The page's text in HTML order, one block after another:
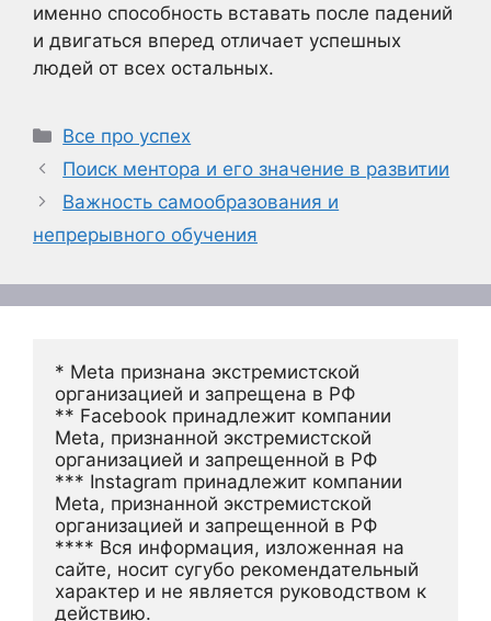
именно способность вставать после падений
и двигаться вперед отличает успешных
людей от всех остальных.
Рубрики
Все про успех
Поиск ментора и его значение в развитии
Важность самообразования и
непрерывного обучения
* Meta признана экстремистской
организацией и запрещена в РФ
** Facebook принадлежит компании
Meta, признанной экстремистской
организацией и запрещенной в РФ
*** Instagram принадлежит компании
Meta, признанной экстремистской
организацией и запрещенной в РФ
**** Вся информация, изложенная на
сайте, носит сугубо рекомендательный
характер и не является руководством к
действию.